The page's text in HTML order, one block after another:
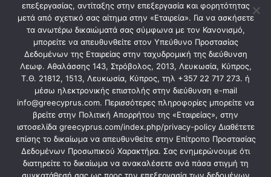
Nicosia Office
Galileou 1 Viom Latsion
8:00 am – 5:00 pm
+357 22717273
επεξεργασίας, αντίταξης στην επεξεργασία και φορητότητας
μετά από σχετικό σας αίτημα στην «Εταιρεία». Για να ασκήσετε
τα ανωτέρω δικαιώματά σας σύμφωνα με τον Κανονισμό,
μπορείτε να απευθυνθείτε στον Υπεύθυνο Προστασίας
Δεδομένων της Εταιρείας στην ταχυδρομική της διεύθυνση
Λεωφ. Αθαλάσσης 143, Στρόβολος, 2013, Λευκωσία, Κύπρος,
Τ.Θ. 21812, 1513, Λευκωσία, Κύπρος, τηλ +357 22 717 273. ή
μέσω ηλεκτρονικής επιστολής στην διεύθυνση e-mail
info@greecyprus.com. Περισσότερες πληροφορίες μπορείτε να
βρείτε στην Πολιτική Απορρήτου της «Εταιρείας», στην
ιστοσελίδα greecyprus.com/index.php/privacy-policy Διαθέτετε
επίσης το δικαίωμα να απευθυνθείτε στην Επίτροπο Προστασίας
Δεδομένων Προσωπικού Χαρακτήρα. Σας ενημερώνουμε ότι
διατηρείτε το δικαίωμα να ανακαλέσετε ανά πάσα στιγμή τη